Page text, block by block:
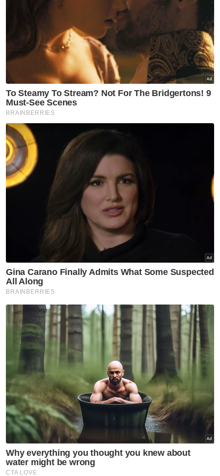
Artikel Disyorkan
Selangor KL
'Speaker tentukan status
kerusi DUN selepas semakan' -
Selangor KL
Peruntukan Sukma dedah
kepincangan pentadbiran
Kerajaan Madani - Pemuda Pas
Selangor
Selangor KL
Selepas 8 bulan percuma,
kutipan Plaza Tol Eco Grandeur
mula tengah malam ini
Selangor KL
'Kereta warisan' tersadai
punca parkir makin sempit